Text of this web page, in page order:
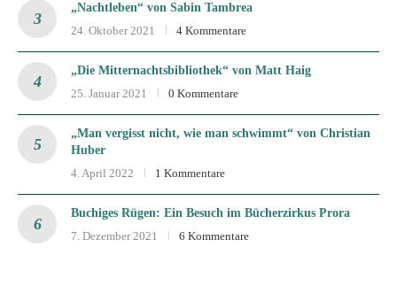
„Nachtleben“ von Sabin Tambrea
24. Oktober 2021
4 Kommentare
„Die Mitternachtsbibliothek“ von Matt Haig
25. Januar 2021
0 Kommentare
„Man vergisst nicht, wie man schwimmt“ von Christian
Huber
4. April 2022
1 Kommentare
Buchiges Rügen: Ein Besuch im Bücherzirkus Prora
7. Dezember 2021
6 Kommentare